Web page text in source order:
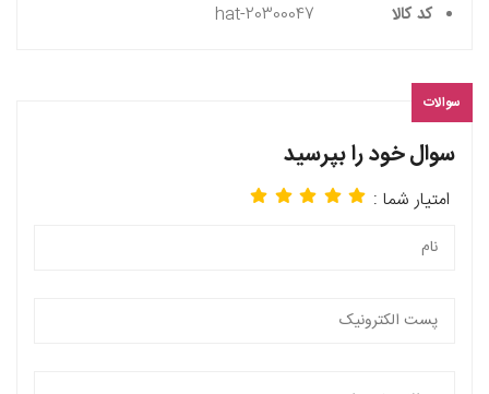
کد کالا
سوالات
سوال خود را بپرسید
امتیار شما :